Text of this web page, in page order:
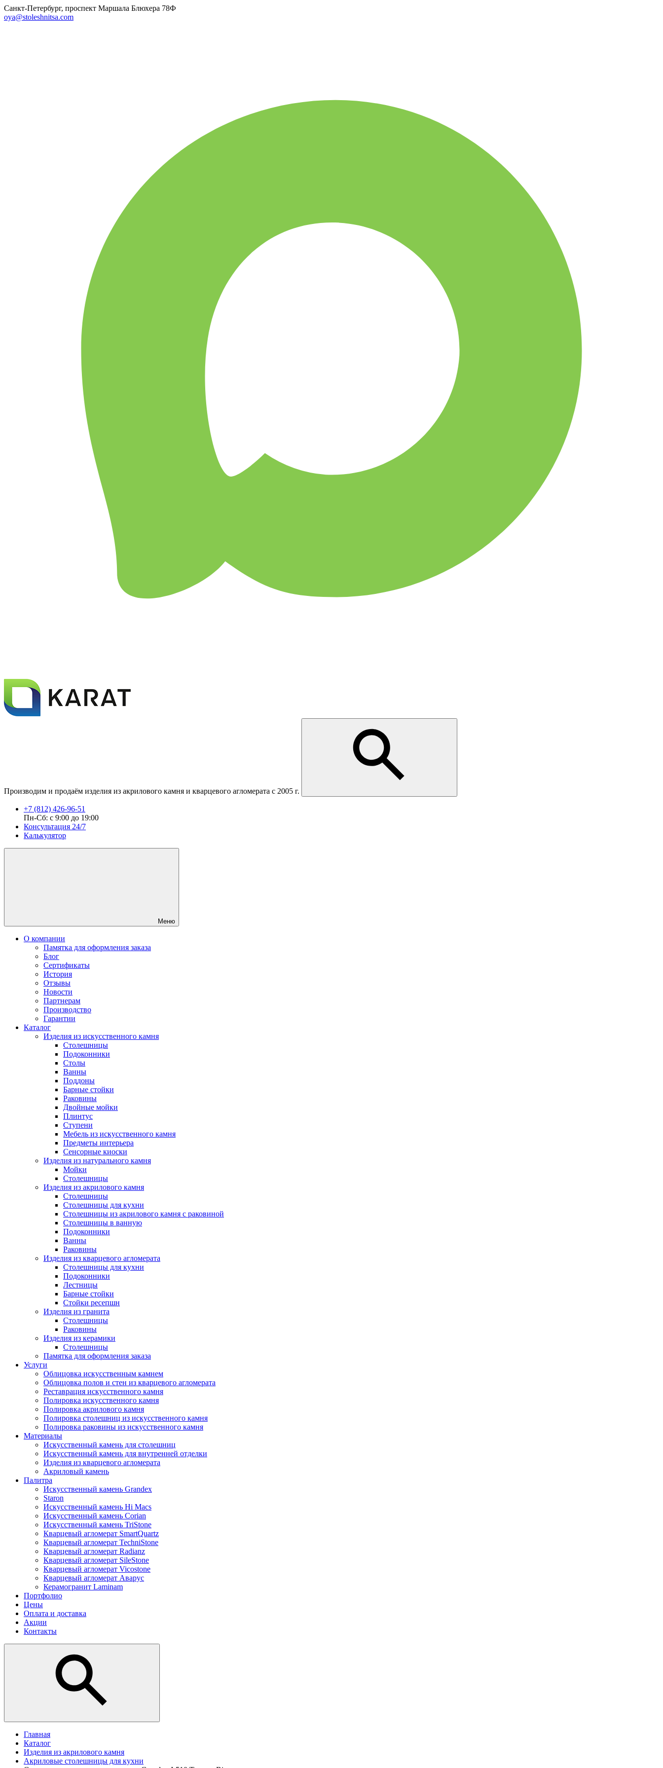
Санкт-Петербург, проспект Маршала Блюхера 78Ф
oya@stoleshnitsa.com
Производим и продаём изделия из акрилового камня и кварцевого агломерата с 2005 г.
+7 (812) 426-96-51
Пн-Сб: с 9:00 до 19:00
Консультация 24/7
Калькулятор
Меню
О компании
Памятка для оформления заказа
Блог
Сертификаты
История
Отзывы
Новости
Партнерам
Производство
Гарантии
Каталог
Изделия из искусственного камня
Столешницы
Подоконники
Столы
Ванны
Поддоны
Барные стойки
Раковины
Двойные мойки
Плинтус
Ступени
Мебель из искусственного камня
Предметы интерьера
Сенсорные киоски
Изделия из натурального камня
Мойки
Столешницы
Изделия из акрилового камня
Столешницы
Столешницы для кухни
Столешницы из акрилового камня с раковиной
Столешницы в ванную
Подоконники
Ванны
Раковины
Изделия из кварцевого агломерата
Столешницы для кухни
Подоконники
Лестницы
Барные стойки
Стойки ресепшн
Изделия из гранита
Столешницы
Раковины
Изделия из керамики
Столешницы
Памятка для оформления заказа
Услуги
Облицовка искусственным камнем
Облицовка полов и стен из кварцевого агломерата
Реставрация искусственного камня
Полировка искусственного камня
Полировка акрилового камня
Полировка столешниц из искусственного камня
Полировка раковины из искусственного камня
Материалы
Искусственный камень для столешниц
Искусственный камень для внутренней отделки
Изделия из кварцевого агломерата
Акриловый камень
Палитра
Искусственный камень Grandex
Staron
Искусственный камень Hi Macs
Искусственный камень Corian
Искусственный камень TriStone
Кварцевый агломерат SmartQuartz
Кварцевый агломерат TechniStone
Кварцевый агломерат Radianz
Кварцевый агломерат SileStone
Кварцевый агломерат Vicostone
Кварцевый агломерат Аварус
Керамогранит Laminam
Портфолио
Цены
Оплата и доставка
Акции
Контакты
Главная
Каталог
Изделия из акрилового камня
Акриловые столешницы для кухни